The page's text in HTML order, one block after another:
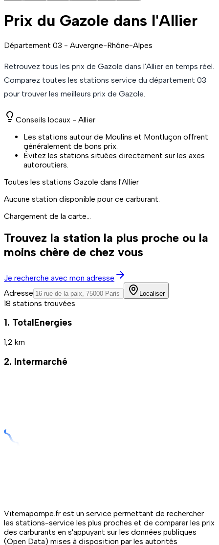
Prix du Gazole dans l'Allier
Département 03 - Auvergne-Rhône-Alpes
Retrouvez tous les prix de Gazole dans l'Allier en temps réel.
Comparez toutes les stations service du département 03
pour trouver les meilleurs prix de Gazole.
Conseils locaux - Allier
Les stations autour de Moulins et Montluçon offrent
généralement de bons prix.
Évitez les stations situées directement sur les axes
autoroutiers.
Toutes les stations Gazole dans l'Allier
Aucune station disponible pour ce carburant.
Chargement de la carte...
Trouvez la station la plus proche ou la
moins chère de chez vous
Je recherche avec mon adresse
Adresse
Localiser
18 stations trouvées
1. TotalEnergies
1,2 km
2. Intermarché
Vitemapompe.fr est un service permettant de rechercher
les stations-service les plus proches et de comparer les prix
des carburants en s'appuyant sur les données publiques
(Open Data) mises à disposition par les autorités